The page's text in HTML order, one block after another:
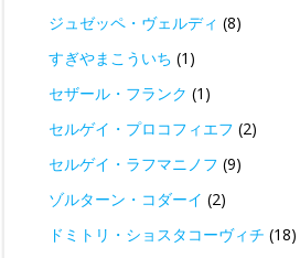
ジュゼッペ・ヴェルディ (8)
すぎやまこういち (1)
セザール・フランク (1)
セルゲイ・プロコフィエフ (2)
セルゲイ・ラフマニノフ (9)
ゾルターン・コダーイ (2)
ドミトリ・ショスタコーヴィチ (18)